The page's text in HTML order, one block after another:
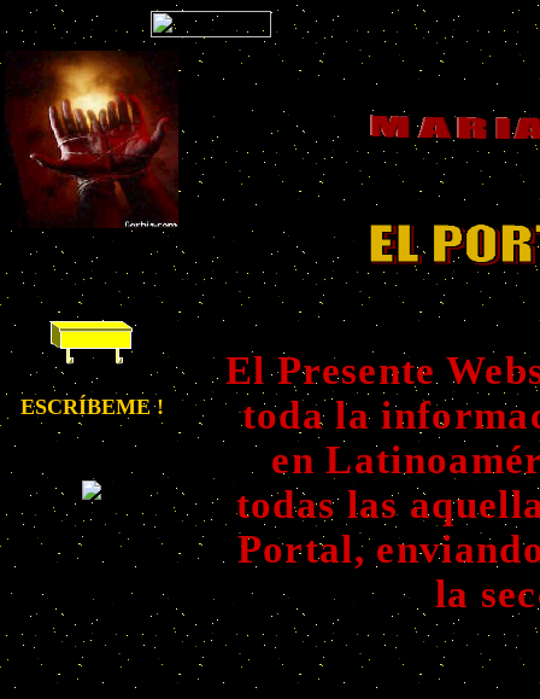
ESCRÍBEME !
El Presente
toda la
en
todas las
Portal,
la